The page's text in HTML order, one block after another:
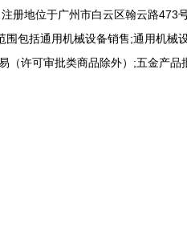
册地位于广州市白云区翰云路473
围包括通用机械设备销售;通用机械
（许可审批类商品除外）;五金产品